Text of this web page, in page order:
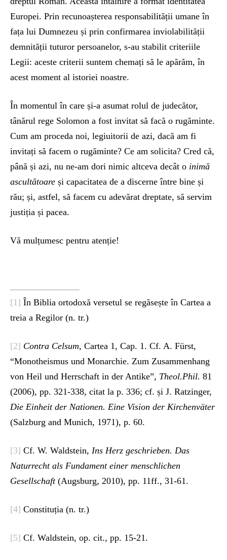
Europei. Prin recunoașterea responsabilității umane în
fața lui Dumnezeu și prin confirmarea inviolabilității
demnității tuturor persoanelor, s-au stabilit criteriile
Legii: aceste criterii suntem chemați să le apărăm, în
acest moment al istoriei noastre.
În momentul în care și-a asumat rolul de judecător,
tânărul rege Solomon a fost invitat să facă o rugăminte.
Cum am proceda noi, legiuitorii de azi, dacă am fi
invitați să facem o rugăminte? Ce am solicita? Cred că,
până și azi, nu ne-am dori nimic altceva decât o inimă
ascultătoare și capacitatea de a discerne între bine și
rău; și, astfel, să facem cu adevărat dreptate, să servim
justiția și pacea.
Vă mulțumesc pentru atenție!
[1] În Biblia ortodoxă versetul se regăsește în Cartea a
treia a Regilor (n. tr.)
[2] Contra Celsum, Cartea 1, Cap. 1. Cf. A. Fürst,
“Monotheismus und Monarchie. Zum Zusammenhang
von Heil und Herrschaft in der Antike”, Theol.Phil. 81
(2006), pp. 321-338, citat la p. 336; cf. și J. Ratzinger,
Die Einheit der Nationen. Eine Vision der Kirchenväter
(Salzburg and Munich, 1971), p. 60.
[3] Cf. W. Waldstein, Ins Herz geschrieben. Das
Naturrechtals Fundament einer menschlichen
Gesellschaft(Augsburg, 2010), pp. 11ff., 31-61.
[4] Constituția (n. tr.)
[5] Cf. Waldstein, op. cit., pp. 15-21.